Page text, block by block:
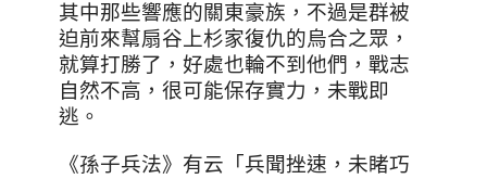
其中那些響應的關東豪族，不過是群被
迫前來幫扇谷上杉家復仇的烏合之眾，
就算打勝了，好處也輪不到他們，戰志
自然不高，很可能保存實力，未戰即
逃。
《孫子兵法》 有云 「 兵聞挫速 ， 未睹巧